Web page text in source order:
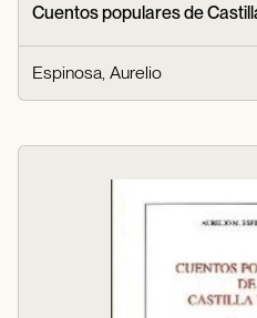
Cuentos populares de
Espinosa, Aurelio